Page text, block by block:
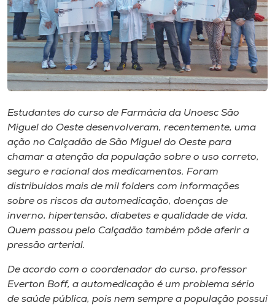
Editora
Rádio
Unoesc
Store
Selecione
Estudantes do curso de Farmácia da Unoesc São
Miguel do Oeste desenvolveram, recentemente, uma
ação no Calçadão de São Miguel do Oeste para
chamar a atenção da população sobre o uso correto,
seguro e racional dos medicamentos. Foram
distribuídos mais de mil folders com informações
sobre os riscos da automedicação, doenças de
inverno, hipertensão, diabetes e qualidade de vida.
Quem passou pelo Calçadão também pôde aferir a
pressão arterial.
De acordo com o coordenador do curso, professor
Everton Boff, a automedicação é um problema sério
de saúde pública, pois nem sempre a população possui